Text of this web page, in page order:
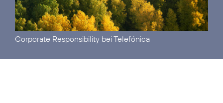
Corporate Responsibility bei Telefónica